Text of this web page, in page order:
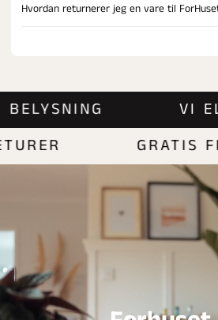
Hvordan returnerer jeg en vare til
| BELYSNING
GRATIS